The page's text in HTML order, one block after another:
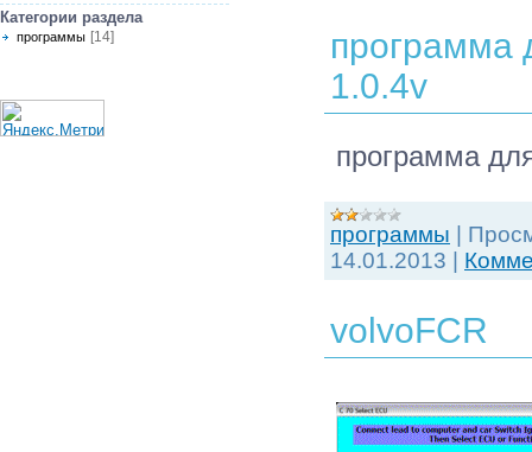
Категории раздела
программы [14]
программа
1.0.4v
программа
программы |
14.01.2013 |
volvoFCR